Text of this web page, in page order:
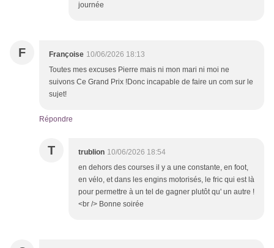
journée
F Françoise 10/06/2026 18:13
Toutes mes excuses Pierre mais ni mon mari ni moi ne
suivons Ce Grand Prix !Donc incapable de faire un com sur le
sujet!
Répondre
T trublion 10/06/2026 18:54
en dehors des courses il y a une constante, en foot,
en vélo, et dans les engins motorisés, le fric qui est là
pour permettre à un tel de gagner plutôt qu' un autre !
<br /> Bonne soirée